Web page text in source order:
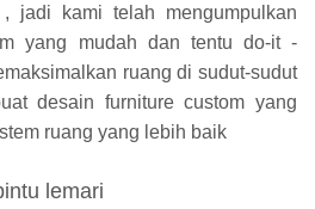
jadi kami telah mengumpulkan
yang mudah dan tentu do-it -
ruang di sudut-sudut
desain furniture custom yang
ruang yang lebih baik
lemari